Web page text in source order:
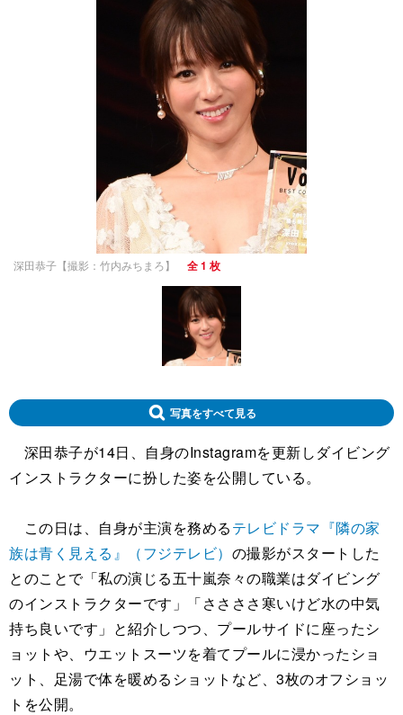
深田恭子【撮影：竹内みちまろ】 全 1 枚
写真をすべて見る
深田恭子が14日、自身のInstagramを更新しダイビング
インストラクターに扮した姿を公開している。
この日は、自身が主演を務めるテレビドラマ『隣の家
族は青く見える』（フジテレビ） の撮影がスタートした
とのことで「私の演じる五十嵐奈々の職業はダイビング
のインストラクターです」「ささささ寒いけど水の中気
持ち良いです」と紹介しつつ、プールサイドに座ったシ
ョットや、ウエットスーツを着てプールに浸かったショ
ット、足湯で体を暖めるショットなど、3枚のオフショッ
トを公開。